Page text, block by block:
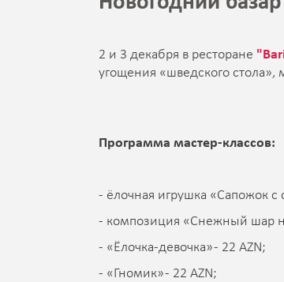
2 и 3 декабря в ресторане
угощения «шведского стола»,
Программа мастер-классов:
- ёлочная игрушка «Сапожок с
- композиция «Снежный шар
- «Ёлочка-девочка» - 22 AZN;
- «Гномик» - 22 AZN;